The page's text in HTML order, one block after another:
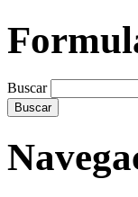
Buscar